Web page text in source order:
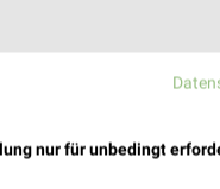
nur für unbedingt